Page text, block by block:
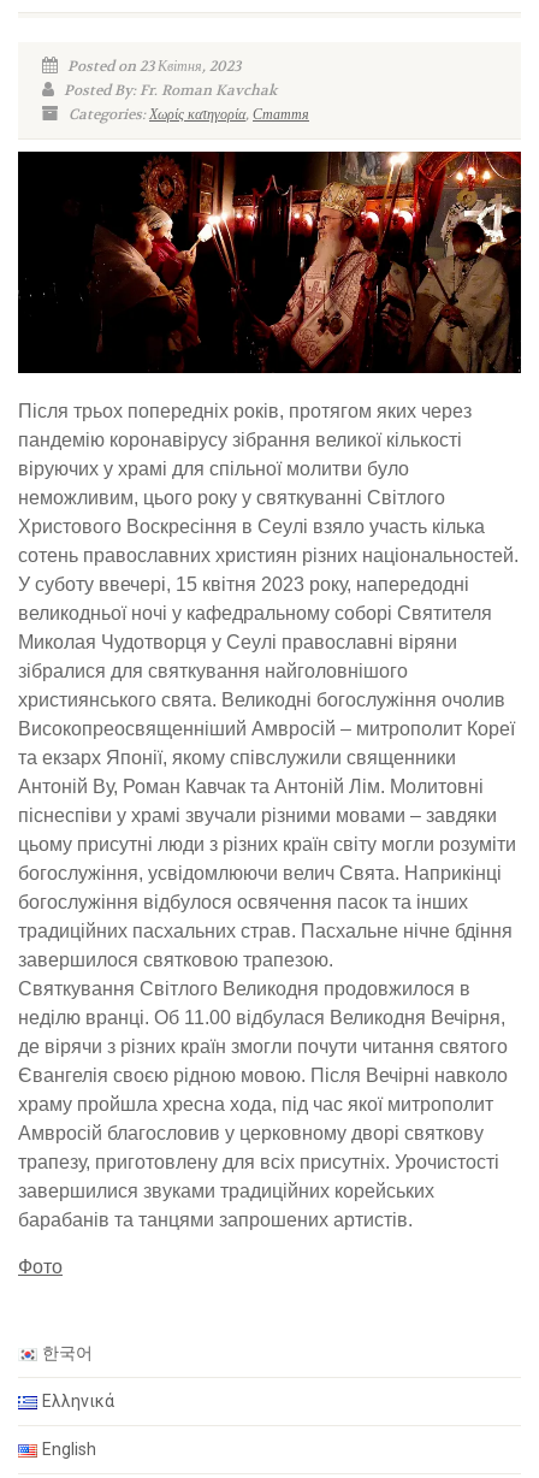
Posted on 23 Квітня, 2023
Posted By: Fr. Roman Kavchak
Categories:Χωρίς κατηγορία,Стаття
Після трьох попередніх років, протягом яких через
пандемію коронавірусу зібрання великої кількості
віруючих у храмі для спільної молитви було
неможливим, цього року у святкуванні Світлого
Христового Воскресіння в Сеулі взяло участь кілька
сотень православних християн різних національностей.
У суботу ввечері, 15 квітня 2023 року, напередодні
великодньої ночі у кафедральному соборі Святителя
Миколая Чудотворця у Сеулі православні віряни
зібралися для святкування найголовнішого
християнського свята. Великодні богослужіння очолив
Високопреосвященніший Амвросій – митрополит Кореї
та екзарх Японії, якому співслужили священники
Антоній Ву, Роман Кавчак та Антоній Лім. Молитовні
піснеспіви у храмі звучали різними мовами – завдяки
цьому присутні люди з різних країн світу могли розуміти
богослужіння, усвідомлюючи велич Свята. Наприкінці
богослужіння відбулося освячення пасок та інших
традиційних пасхальних страв. Пасхальне нічне бдіння
завершилося святковою трапезою.
Святкування Світлого Великодня продовжилося в
неділю вранці. Об 11.00 відбулася Великодня Вечірня,
де вірячи з різних країн змогли почути читання святого
Євангелія своєю рідною мовою. Після Вечірні навколо
храму пройшла хресна хода, під час якої митрополит
Амвросій благословив у церковному дворі святкову
трапезу, приготовлену для всіх присутніх. Урочистості
завершилися звуками традиційних корейських
барабанів та танцями запрошених артистів.
Фото
한국어
Ελληνικά
English